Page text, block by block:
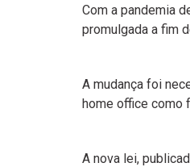
Com a pandemia
promulgada a fim
A mudança foi
home office como
A nova lei,